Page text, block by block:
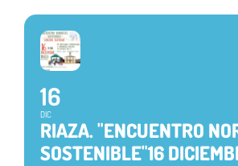
16
DIC
RIAZA. "ENCUENTRO
SOSTENIBLE"16